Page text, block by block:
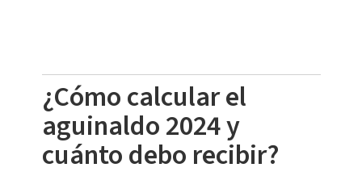
¿Cómo calcular el
aguinaldo 2024 y
cuánto debo recibir?